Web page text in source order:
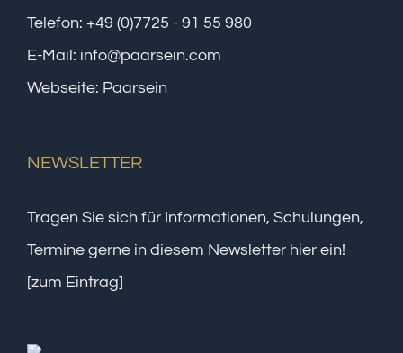
Telefon: +49 (0)7725 - 91 55 980
E-Mail: info@paarsein.com
Webseite: Paarsein
NEWSLETTER
Tragen Sie sich für Informationen, Schulungen,
Termine gerne in diesem Newsletter hier ein!
[zum Eintrag]